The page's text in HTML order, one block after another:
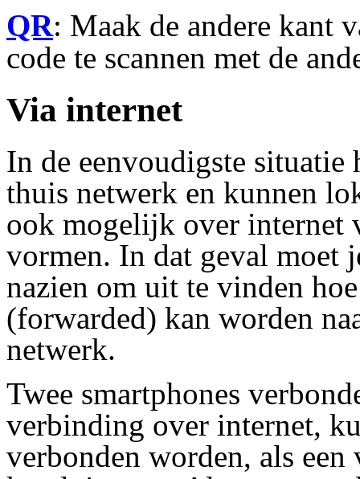
QR: Maak de andere kant
code te scannen met de
Via internet
In de eenvoudigste
thuis netwerk en kunnen
ook mogelijk over internet
vormen. In dat geval moet
nazien om uit te vinden
(forwarded) kan worden
netwerk.
Twee smartphones
verbinding over internet,
verbonden worden, als